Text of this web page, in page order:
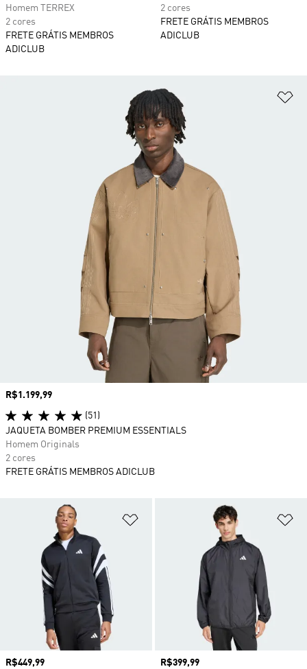
Homem TERREX
2 cores
FRETE GRÁTIS MEMBROS
ADICLUB
2 cores
FRETE GRÁTIS MEMBROS
ADICLUB
Adicionar à Lista de Desejos
Preço
R$449,99
Preço
R$399,99
Preço
R$1.199,99
(51)
JAQUETA BOMBER PREMIUM ESSENTIALS
Homem Originals
2 cores
FRETE GRÁTIS MEMBROS ADICLUB